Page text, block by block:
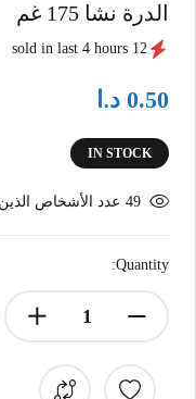
الدرة نشا 175 غم
12 sold in last 4 hours
0.50 د.ا
IN STOCK
49 عدد الأشخاص
Quantity: